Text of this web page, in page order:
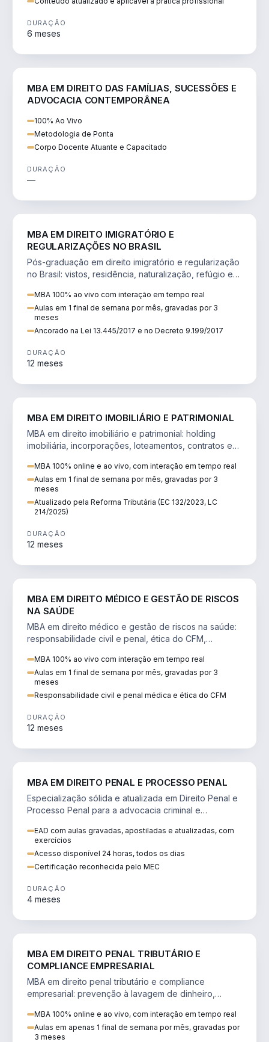
DURAÇÃO
6 meses
MBA EM DIREITO DAS FAMÍLIAS, SUCESSÕES E
ADVOCACIA CONTEMPORÂNEA
100% Ao Vivo
Metodologia de Ponta
Corpo Docente Atuante e Capacitado
DURAÇÃO
—
MBA EM DIREITO IMIGRATÓRIO E
REGULARIZAÇÕES NO BRASIL
Pós-graduação em direito imigratório e regularização
no Brasil: vistos, residência, naturalização, refúgio e
MBA 100% ao vivo com interação em tempo real
Aulas em 1 final de semana por mês, gravadas por 3
meses
Ancorado na Lei 13.445/2017 e no Decreto 9.199/2017
DURAÇÃO
12 meses
MBA EM DIREITO IMOBILIÁRIO E PATRIMONIAL
MBA em direito imobiliário e patrimonial: holding
imobiliária, incorporações, loteamentos, contratos e
MBA 100% online e ao vivo, com interação em tempo real
Aulas em 1 final de semana por mês, gravadas por 3
meses
Atualizado pela Reforma Tributária (EC 132/2023, LC
214/2025)
DURAÇÃO
12 meses
MBA EM DIREITO MÉDICO E GESTÃO DE RISCOS
NA SAÚDE
MBA em direito médico e gestão de riscos na saúde:
responsabilidade civil e penal, ética do CFM,
MBA 100% ao vivo com interação em tempo real
Aulas em 1 final de semana por mês, gravadas por 3
meses
Responsabilidade civil e penal médica e ética do CFM
DURAÇÃO
12 meses
MBA EM DIREITO PENAL E PROCESSO PENAL
Especialização sólida e atualizada em Direito Penal e
Processo Penal para a advocacia criminal e
EAD com aulas gravadas, apostiladas e atualizadas, com
exercícios
Acesso disponível 24 horas, todos os dias
Certificação reconhecida pelo MEC
DURAÇÃO
4 meses
MBA EM DIREITO PENAL TRIBUTÁRIO E
COMPLIANCE EMPRESARIAL
MBA em direito penal tributário e compliance
empresarial: prevenção à lavagem de dinheiro,
MBA 100% online e ao vivo, com interação em tempo real
Aulas em apenas 1 final de semana por mês, gravadas por
3 meses